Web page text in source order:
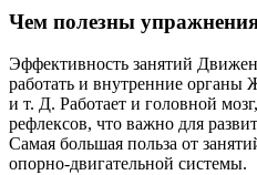
Чем полезны
Эффективность занятий
работать и внутренние
и т. Д. Работает и головной
рефлексов, что важно для
Самая большая польза от
опорно-двигательной системы.